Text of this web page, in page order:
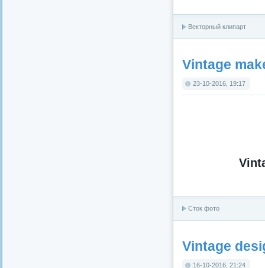
Векторный клипарт
Vintage
23-10-2016, 19:17
Сток фото
Vintage
16-10-2016, 21:24